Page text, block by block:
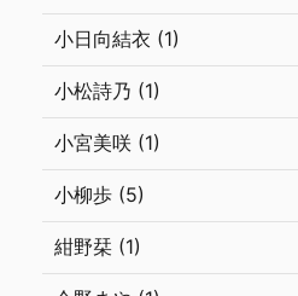
小日向結衣 (1)
小松詩乃 (1)
小宮美咲 (1)
小柳歩 (5)
紺野栞 (1)